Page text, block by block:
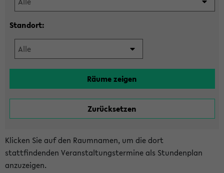
Standort:
Klicken Sie auf den Raumnamen, um die dort
stattfindenden Veranstaltungstermine als Stundenplan
anzuzeigen.